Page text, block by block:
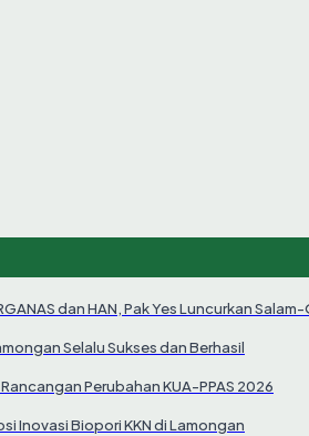
dan HAN, Pak Yes Luncurkan
Selalu Sukses dan Berhasil
Perubahan KUA-PPAS 2026
Inovasi Biopori KKN di Lamongan